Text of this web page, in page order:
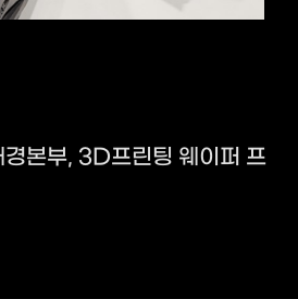
본부, 3D프린팅 웨이퍼 프